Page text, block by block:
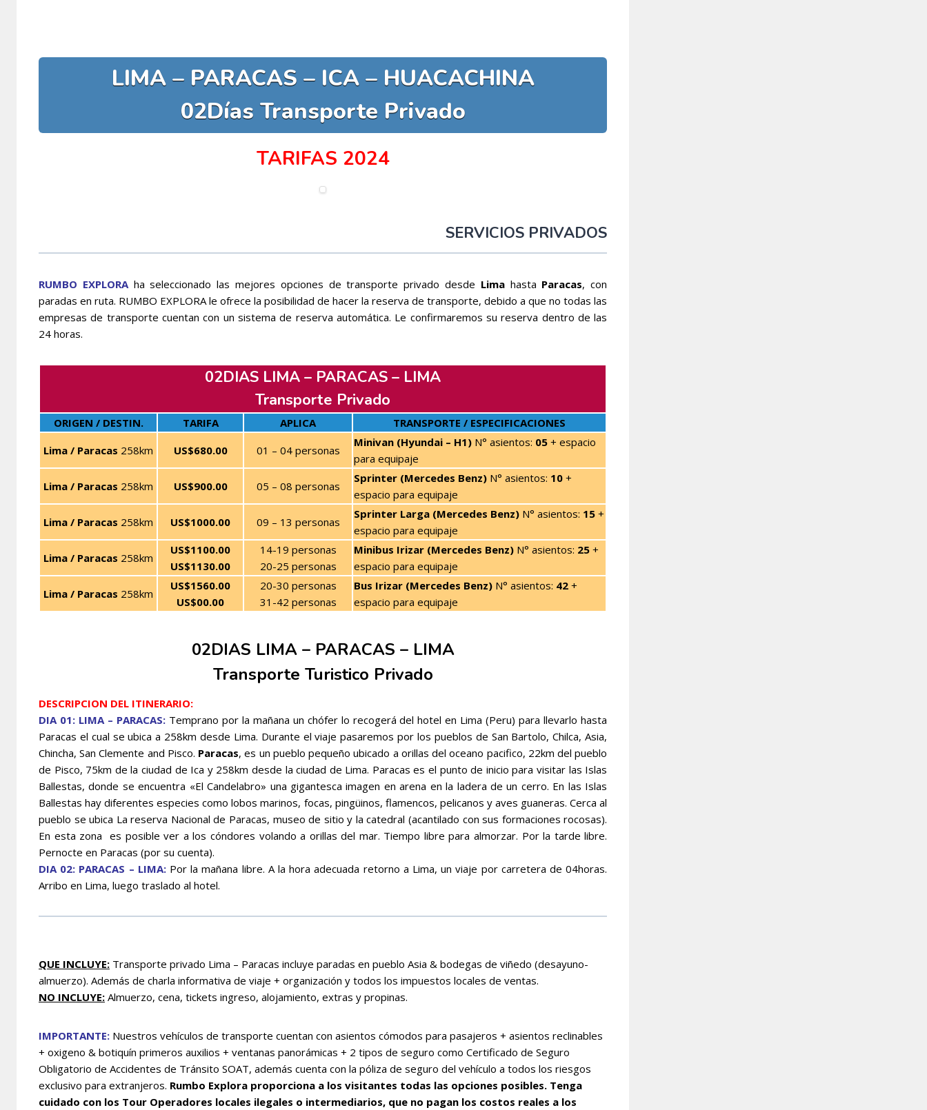
LIMA – PARACAS – ICA – HUACACHINA
02Días Transporte Privado
TARIFAS 2024
SERVICIOS PRIVADOS
RUMBO EXPLORAha seleccionado las mejores opciones de transporte privado desde Limahasta Paracas, con
paradas en ruta. RUMBO EXPLORA le ofrece la posibilidad de hacer la reserva de transporte, debido a que no todas las
empresas de transporte cuentan con un sistema de reserva automática. Le confirmaremos su reserva dentro de las
24 horas.
02DIAS LIMA – PARACAS – LIMA
Transporte Privado
ORIGEN / DESTIN. TARIFA APLICA
TRANSPORTE / ESPECIFICACIONES
Lima / Paracas 258km US$680.00 01 – 04 personas
Minivan (Hyundai – H1) N° asientos: 05 + espacio
para equipaje
Lima / Paracas 258km US$900.00 05 – 08 personas
Sprinter (Mercedes Benz) N° asientos: 10 +
espacio para equipaje
Lima / Paracas 258km US$1000.00 09 – 13 personas
Sprinter Larga (Mercedes Benz) N° asientos: 15 +
espacio para equipaje
Lima / Paracas 258km
US$1100.00
US$1130.00
14-19 personas
20-25 personas
Minibus Irizar (Mercedes Benz) N° asientos: 25 +
espacio para equipaje
Lima / Paracas 258km
US$1560.00
US$00.00
20-30 personas
31-42 personas
Bus Irizar (Mercedes Benz) N° asientos: 42 +
espacio para equipaje
02DIAS LIMA – PARACAS – LIMA
Transporte Turistico Privado
DESCRIPCION DEL ITINERARIO:
DIA 01: LIMA – PARACAS:Temprano por la mañana un chófer lo recogerá del hotel en Lima (Peru) para llevarlo hasta
Paracas el cual se ubica a 258km desde Lima. Durante el viaje pasaremos por los pueblos de San Bartolo, Chilca, Asia,
Chincha, San Clemente and Pisco. Paracas, es un pueblo pequeño ubicado a orillas del oceano pacifico, 22km del pueblo
de Pisco, 75km de la ciudad de Ica y 258km desde la ciudad de Lima. Paracas es el punto de inicio para visitar las Islas
Ballestas, donde se encuentra «El Candelabro» una gigantesca imagen en arena en la ladera de un cerro. En las Islas
Ballestas hay diferentes especies como lobos marinos, focas, pingüinos, flamencos, pelicanos y aves guaneras. Cerca al
pueblo se ubica La reserva Nacional de Paracas, museo de sitio y la catedral (acantilado con sus formaciones rocosas).
En esta zona es posible ver a los cóndores volando a orillas del mar. Tiempo libre para almorzar. Por la tarde libre.
Pernocte en Paracas (por su cuenta).
DIA 02: PARACAS – LIMA:Por la mañana libre. A la hora adecuada retorno a Lima, un viaje por carretera de 04horas.
Arribo en Lima, luego traslado al hotel.
QUE INCLUYE: Transporte privado Lima – Paracas incluye paradas en pueblo Asia & bodegas de viñedo (desayuno-
almuerzo). Además de charla informativa de viaje + organización y todos los impuestos locales de ventas.
NO INCLUYE: Almuerzo, cena, tickets ingreso, alojamiento, extras y propinas.
IMPORTANTE: Nuestros vehículos de transporte cuentan con asientos cómodos para pasajeros + asientos reclinables
+ oxigeno & botiquín primeros auxilios + ventanas panorámicas + 2 tipos de seguro como Certificado de Seguro
Obligatorio de Accidentes de Tránsito SOAT, además cuenta con la póliza de seguro del vehículo a todos los riesgos
exclusivo para extranjeros. Rumbo Explora proporciona a los visitantes todas las opciones posibles. Tenga
cuidado con los Tour Operadores locales ilegales o intermediarios, que no pagan los costos reales a los